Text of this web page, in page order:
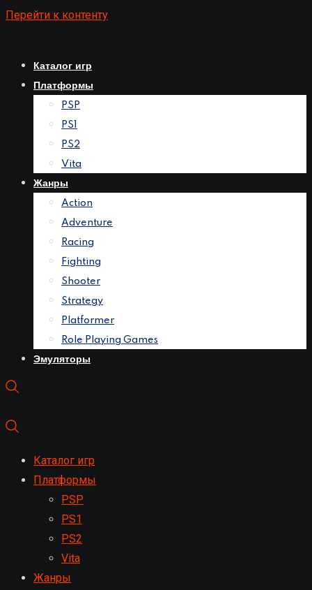
Перейти к контенту
Каталог игр
Платформы
PSP
PS1
PS2
Vita
Жанры
Action
Adventure
Racing
Fighting
Shooter
Strategy
Platformer
Role Playing Games
Эмуляторы
Каталог игр
Платформы
PSP
PS1
PS2
Vita
Жанры